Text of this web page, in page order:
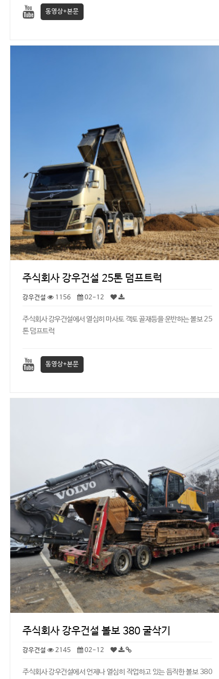
동영상+본문
주식회사 강우건설 25톤 덤프트럭
강우건설 1156 02-12
주식회사 강우건설에서 열심히 마사토 객토 골재등을 운반하는 볼보 25
톤 덤프트럭
동영상+본문
주식회사 강우건설 볼보 380 굴삭기
강우건설 2145 02-12
주식회사 강우건설에서 언제나 열심히 작업하고 있는 듬직한 볼보 380